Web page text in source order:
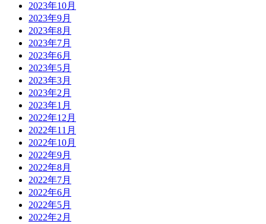
2023年10月
2023年9月
2023年8月
2023年7月
2023年6月
2023年5月
2023年3月
2023年2月
2023年1月
2022年12月
2022年11月
2022年10月
2022年9月
2022年8月
2022年7月
2022年6月
2022年5月
2022年2月